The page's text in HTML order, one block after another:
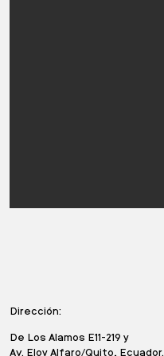
Dirección:
De Los Alamos E11-219 y
Av. Eloy Alfaro/Quito, Ecuador.